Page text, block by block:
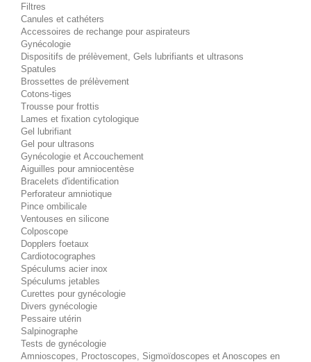
Filtres
Canules et cathéters
Accessoires de rechange pour aspirateurs
Gynécologie
Dispositifs de prélèvement, Gels lubrifiants et ultrasons
Spatules
Brossettes de prélèvement
Cotons-tiges
Trousse pour frottis
Lames et fixation cytologique
Gel lubrifiant
Gel pour ultrasons
Gynécologie et Accouchement
Aiguilles pour amniocentèse
Bracelets d'identification
Perforateur amniotique
Pince ombilicale
Ventouses en silicone
Colposcope
Dopplers foetaux
Cardiotocographes
Spéculums acier inox
Spéculums jetables
Curettes pour gynécologie
Divers gynécologie
Pessaire utérin
Salpinographe
Tests de gynécologie
Amnioscopes, Proctoscopes, Sigmoïdoscopes et Anoscopes en